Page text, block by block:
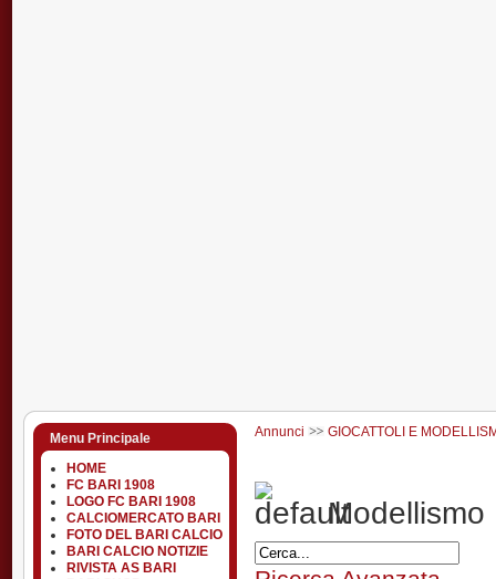
Menu Principale
HOME
FC BARI 1908
LOGO FC BARI 1908
CALCIOMERCATO BARI
FOTO DEL BARI CALCIO
BARI CALCIO NOTIZIE
RIVISTA AS BARI
Annunci GIOCATTOLI E
Modellismo